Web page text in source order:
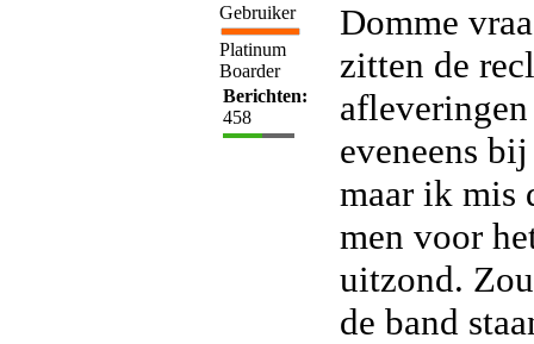
Gebruiker
Platinum
Boarder
Berichten:
458
Domme
zitten de
eveneens
maar ik mis
men voor
uitzond.
de band